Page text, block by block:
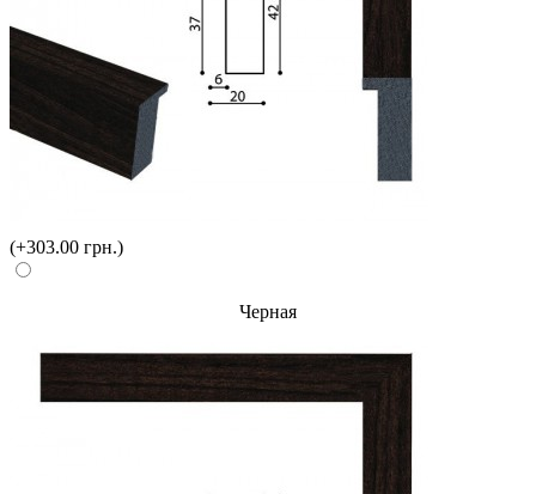
(+303.00 грн.)
Черная